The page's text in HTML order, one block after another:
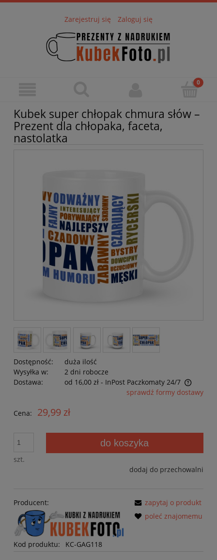
Zarejestruj się Zaloguj się
Kubek super chłopak chmura słów –
Prezent dla chłopaka, faceta,
nastolatka
Dostępność:
duża ilość
Wysyłka w:
2 dni robocze
Dostawa:
od 16,00 zł - InPost Paczkomaty 24/7
Cena nie zawiera ewentualnych kosztów płatności
sprawdź formy dostawy
Cena: 29,99 zł
szt.
do koszyka
dodaj do przechowalni
Producent:
Kod produktu: KC-GAG118
zapytaj o produkt
poleć znajomemu